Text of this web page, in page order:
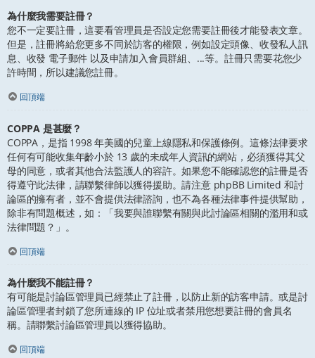
為什麼我需要註冊？
您不一定要註冊，這要看管理員是否設定您需要註冊後才能發表文章。
但是，註冊將給您更多不同於訪客的權限，例如設定頭像、收發私人訊
息、收發 電子郵件 以及申請加入會員群組、...等。註冊只需要花您少
許時間，所以建議您註冊。
回頂端
COPPA 是甚麼？
COPPA，是指 1998 年美國的兒童上線隱私和保護條例。這條法律要求
任何有可能收集年齡小於 13 歲的未成年人資訊的網站，必須獲得其父
母的同意，或者其他合法監護人的容許。如果您不能確認您的註冊是否
得遵守此法律，請聯繫律師以獲得援助。請注意 phpBB Limited 和討
論區的擁有者，並不會提供法律諮詢，也不為各種法律事件提供幫助，
除非有問題概述，如：「我要與誰聯繫有關與此討論區相關的濫用和或
法律問題？」。
回頂端
為什麼我不能註冊？
有可能是討論區管理員已經禁止了註冊，以防止新的訪客申請。或是討
論區管理者封鎖了您所連線的 IP 位址或者禁用您想要註冊的會員名
稱。請聯繫討論區管理員以獲得協助。
回頂端